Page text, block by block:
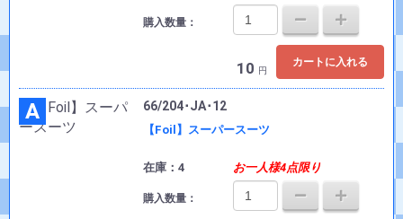
購入数量：
10 円
カートに入れる
A 66/204･JA･12
【Foil】スーパースーツ
在庫：4 お一人様4点限り
購入数量：